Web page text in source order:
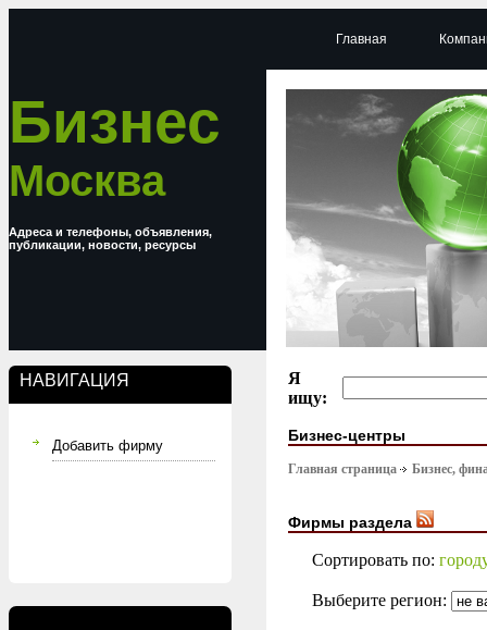
Бизнес
Москва
Адреса и телефоны, объявления,
публикации, новости, ресурсы
НАВИГАЦИЯ
Добавить фирму
Главная
Я
ищу:
Бизнес-центры
Главная страница Бизнес,
Фирмы раздела
Сортировать по:
Выберите регион: